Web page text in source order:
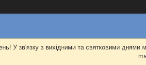
У зв'язку з вихідними та святковими днями